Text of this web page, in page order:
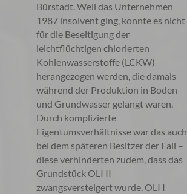
Bürstadt. Weil das Unternehmen
1987 insolvent ging, konnte es nicht
für die Beseitigung der
leichtflüchtigen chlorierten
Kohlenwasserstoffe (LCKW)
herangezogen werden, die damals
während der Produktion in Boden
und Grundwasser gelangt waren.
Durch komplizierte
Eigentumsverhältnisse war das auch
bei dem späteren Besitzer der Fall –
diese verhinderten zudem, dass das
Grundstück OLI II
zwangsversteigert wurde. OLI I